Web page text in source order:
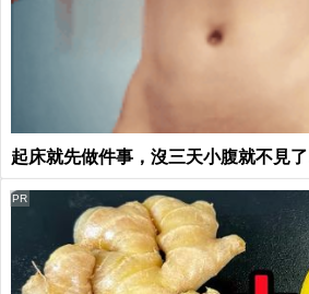
起床就先做件事，沒三天小腹就不見
PR